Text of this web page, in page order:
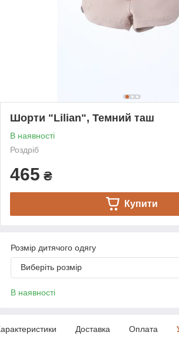
Шорти "Lilian", Темний таш
В наявності
Роздріб
465 ₴
Купити
Розмір дитячого одягу
Виберіть розмір
В наявності
Доставка Оплата